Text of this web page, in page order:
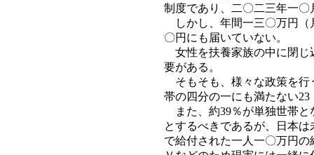
制度であり、二〇二三年一
しかし、年間一三〇万円（
〇円にも届いていない。
女性を扶養家族の中に閉じ
要がある。
そもそも、様々な政策を行
帯の四分の一にも満たない
また、約39％が単独世帯と
とするべきであるが、日本
で給付された一人一〇万円